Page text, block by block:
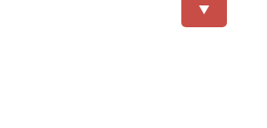
▼